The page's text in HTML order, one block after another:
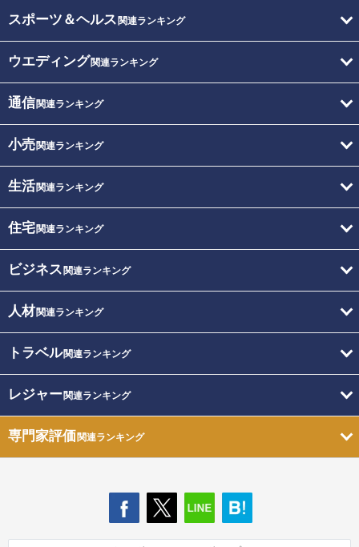
スポーツ＆ヘルス 関連ランキング
ウエディング関連ランキング
通信関連ランキング
小売関連ランキング
生活関連ランキング
住宅関連ランキング
ビジネス 関連ランキング
人材関連ランキング
トラベル関連ランキング
レジャー関連ランキング
専門家評価関連ランキング